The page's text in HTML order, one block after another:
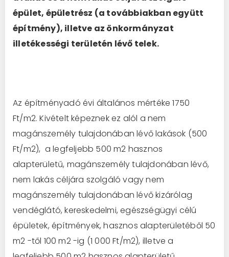
épület, épületrész (a továbbiakban együtt
építmény), illetve az önkormányzat
illetékességi területén lévő telek.
Az építményadó évi általános mértéke 1750
Ft/m2. Kivételt képeznek ez alól a nem
magánszemély tulajdonában lévő lakások (500
Ft/m2), a legfeljebb 500 m2 hasznos
alapterületű, magánszemély tulajdonában lévő,
nem lakás céljára szolgáló vagy nem
magánszemély tulajdonában lévő kizárólag
vendéglátó, kereskedelmi, egészségügyi célú
épületek, építmények, hasznos alapterületéből 50
m2 -től 100 m2 -ig (1 000 Ft/m2), illetve a